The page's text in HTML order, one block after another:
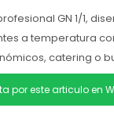
GN 1/1,
a temperatura
catering o
por este articulo en